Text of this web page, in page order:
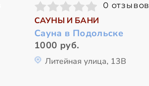
0 отзывов
САУНЫ И БАНИ
Сауна в Подольске
1000 руб.
Литейная улица, 13В